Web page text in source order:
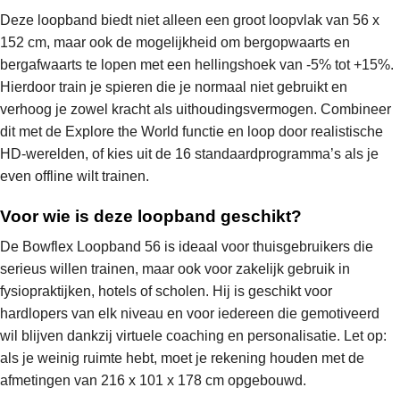
Deze loopband biedt niet alleen een groot loopvlak van 56 x
152 cm, maar ook de mogelijkheid om bergopwaarts en
bergafwaarts te lopen met een hellingshoek van -5% tot +15%.
Hierdoor train je spieren die je normaal niet gebruikt en
verhoog je zowel kracht als uithoudingsvermogen. Combineer
dit met de Explore the World functie en loop door realistische
HD-werelden, of kies uit de 16 standaardprogramma’s als je
even offline wilt trainen.
Voor wie is deze loopband geschikt?
De Bowflex Loopband 56 is ideaal voor thuisgebruikers die
serieus willen trainen, maar ook voor zakelijk gebruik in
fysiopraktijken, hotels of scholen. Hij is geschikt voor
hardlopers van elk niveau en voor iedereen die gemotiveerd
wil blijven dankzij virtuele coaching en personalisatie. Let op:
als je weinig ruimte hebt, moet je rekening houden met de
afmetingen van 216 x 101 x 178 cm opgebouwd.